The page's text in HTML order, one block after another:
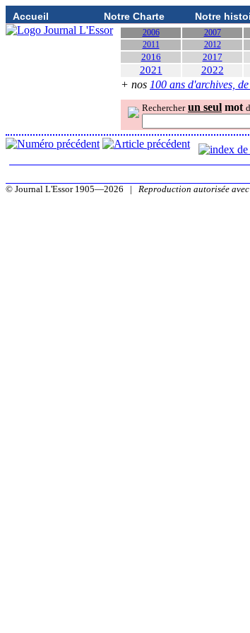
Accueil Notre Charte Notre
2006 2007
2011
2012
2016 2017
2021 2022
+ nos 100 ans d'archives,
Rechercher un seul mot
© Journal L'Essor 1905—2026 | Reproduction autorisée avec